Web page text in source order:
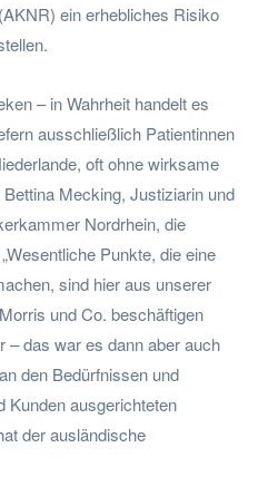
ein erhebliches Risiko
– in Wahrheit handelt es
ausschließlich Patientinnen
oft ohne wirksame
Mecking, Justiziarin und
Nordrhein, die
Punkte, die eine
sind hier aus unserer
und Co. beschäftigen
– das war es dann aber auch
den Bedürfnissen und
Kunden ausgerichteten
der ausländische